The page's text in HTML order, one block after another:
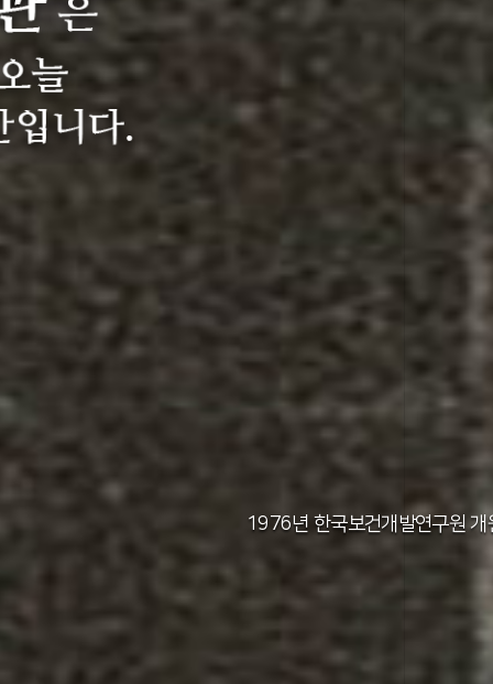
1971년 가족계획연구원
1976년 한국보건개발연구원 개
1982년 한국인구보건연구원 신청사 준
2012년 한국보건사회연구원 서울 청사
2011년 한국보건사회연구원 설립 40주년
2014년 한국보건사회연구원 세종 청사